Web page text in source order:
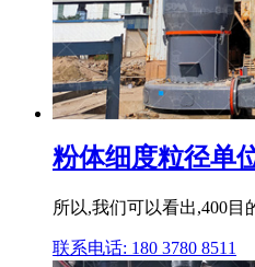
粉体细度粒径单
所以,我们可以看出,400
联系电话: 180 3780 8511